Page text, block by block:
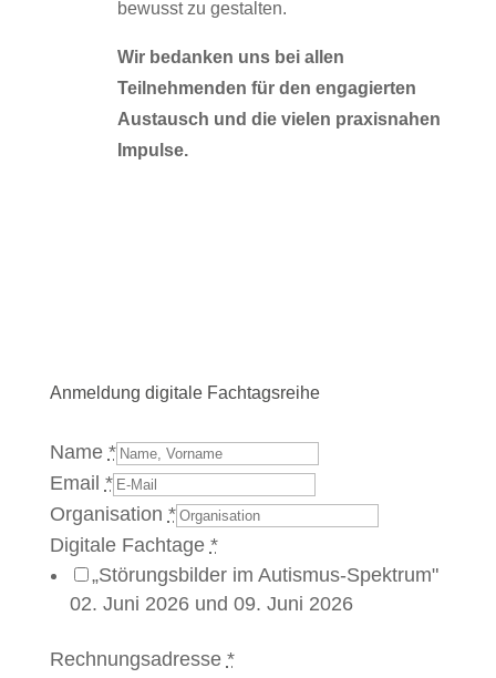
bewusst zu gestalten.
Wir bedanken uns bei allen
Teilnehmenden für den engagierten
Austausch und die vielen praxisnahen
Impulse.
Anmeldung digitale Fachtagsreihe
Name *
Email *
Organisation *
Digitale Fachtage *
„Störungsbilder im Autismus-Spektrum"
02. Juni 2026 und 09. Juni 2026
Rechnungsadresse *